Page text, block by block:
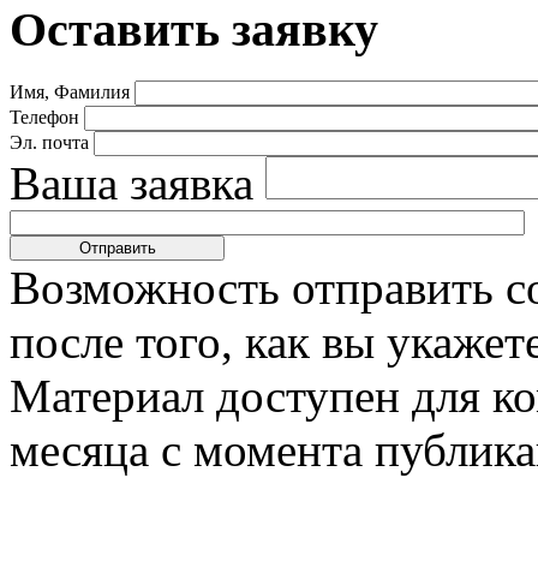
Оставить заявку
Имя, Фамилия
Телефон
Эл. почта
Ваша заявка
Возможность отправить
после того, как вы
Материал доступен для
месяца с момента